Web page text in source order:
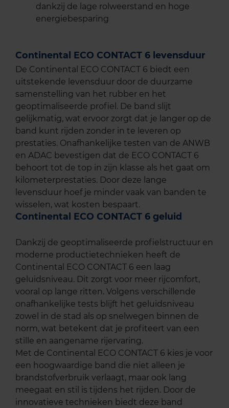
dankzij de lage rolweerstand en hoge
energiebesparing
Continental ECO CONTACT 6 levensduur
De Continental ECO CONTACT 6 biedt een
uitstekende levensduur door de duurzame
samenstelling van het rubber en het
geoptimaliseerde profiel. De band slijt
gelijkmatig, wat ervoor zorgt dat je langer op de
band kunt rijden zonder in te leveren op
prestaties. Onafhankelijke testen van de ANWB
en ADAC bevestigen dat de ECO CONTACT 6
behoort tot de top in zijn klasse als het gaat om
kilometerprestaties. Door deze lange
levensduur hoef je minder vaak van banden te
wisselen, wat kosten bespaart.
Continental ECO CONTACT 6 geluid
Dankzij de geoptimaliseerde profielstructuur en
moderne productietechnieken heeft de
Continental ECO CONTACT 6 een laag
geluidsniveau. Dit zorgt voor meer rijcomfort,
vooral op lange ritten. Volgens verschillende
onafhankelijke tests blijft het geluidsniveau
zowel in de stad als op snelwegen binnen de
norm, wat betekent dat je profiteert van een
stille en aangename rijervaring.
Met de Continental ECO CONTACT 6 kies je voor
een hoogwaardige band die niet alleen je
brandstofverbruik verlaagt, maar ook lang
meegaat en stil is tijdens het rijden. Door de
innovatieve technieken biedt deze band